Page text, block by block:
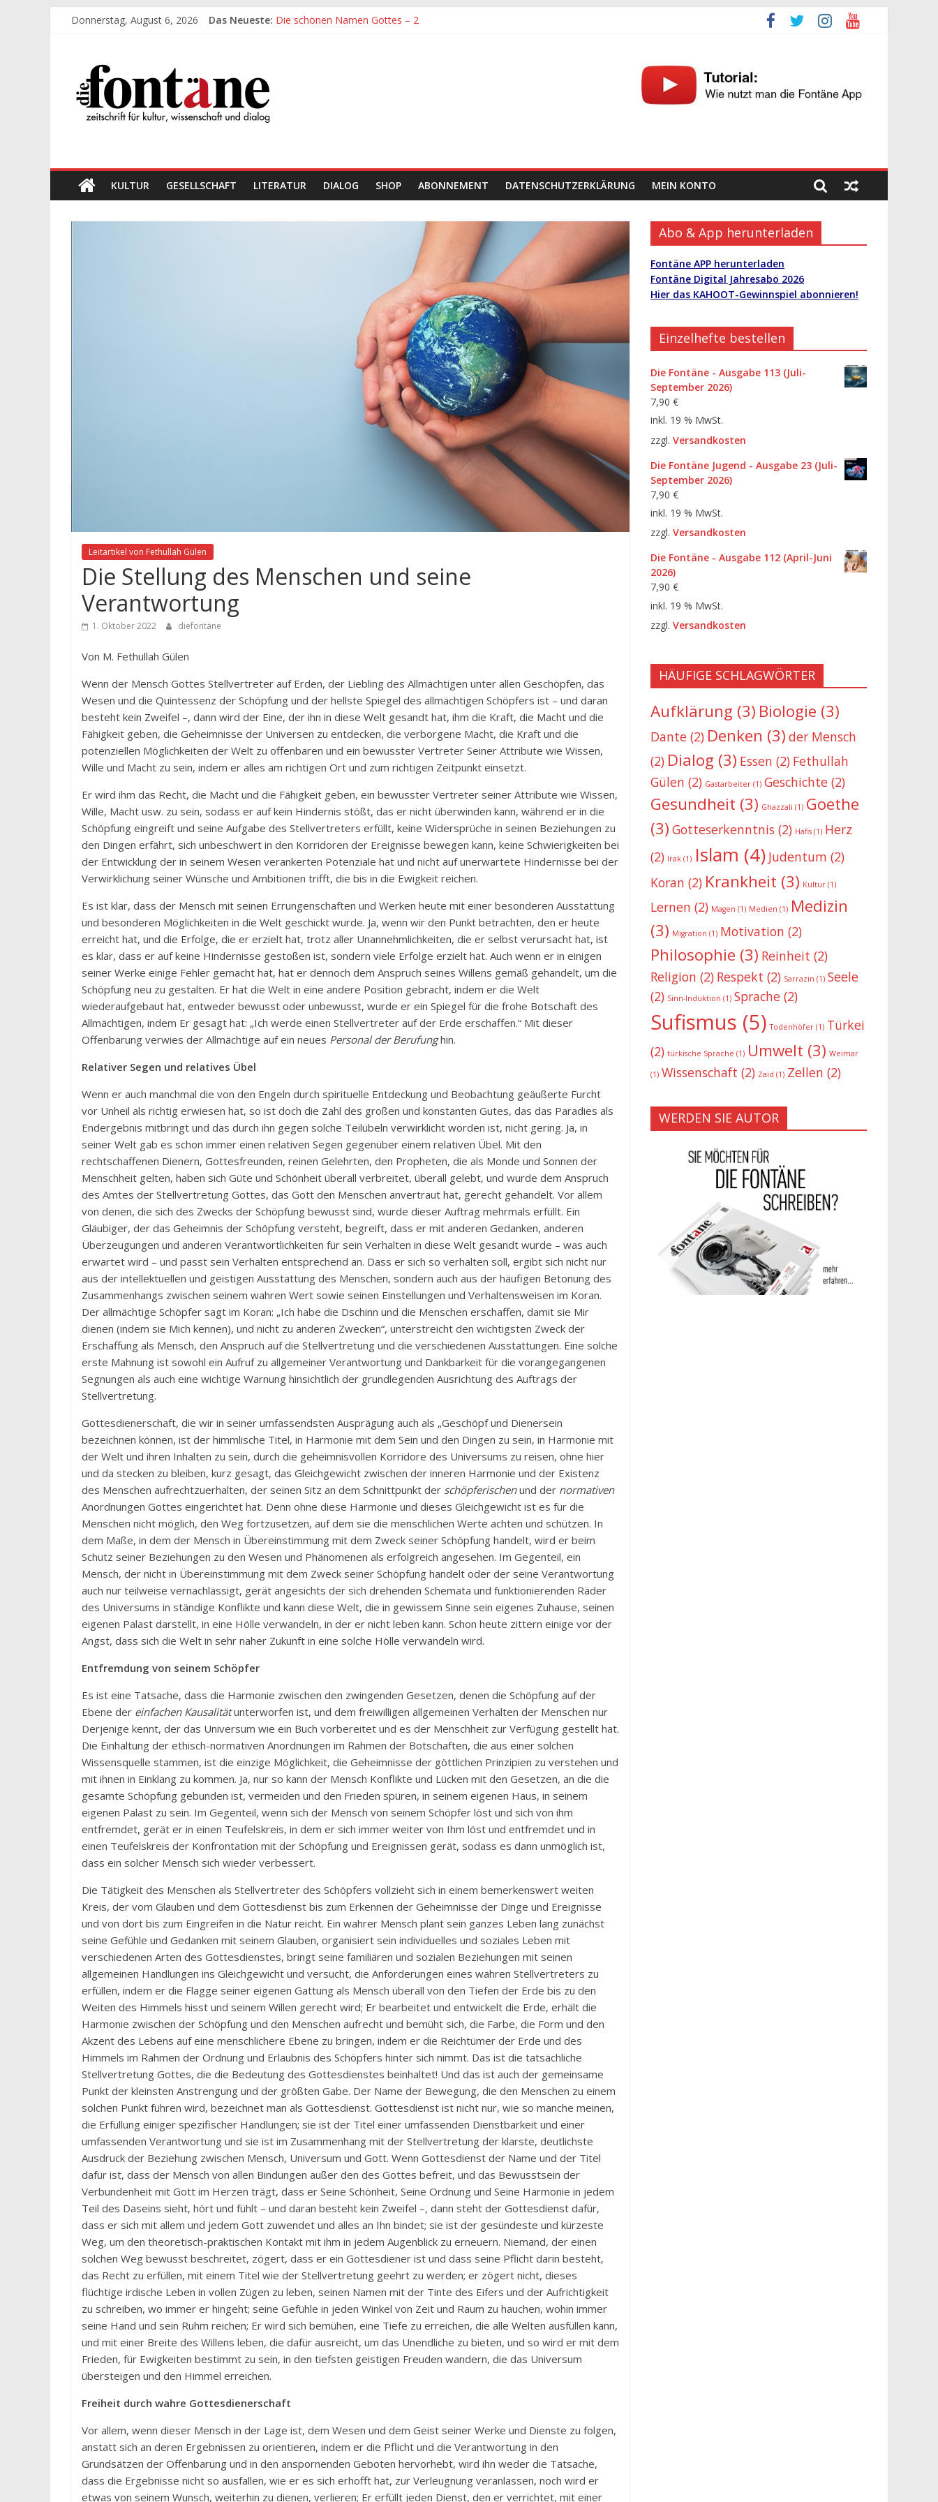
ZumDonnerstag, August 6, 2026 Das Neueste: Die schönen Namen Gottes – 2
Die
Fontäne
kultur,
wissenschaft
und
KULTUR GESELLSCHAFT LITERATUR DIALOG SHOP ABONNEMENT DATENSCHUTZERKLÄRUNG MEIN KONTO
Leitartikel von Fethullah Gülen
Die Stellung des Menschen und seine
Verantwortung
1. Oktober 2022 diefontäne
Von M. Fethullah Gülen
Wenn der Mensch Gottes Stellvertreter auf Erden, der Liebling des Allmächtigen unter allen Geschöpfen, das
Wesen und die Quintessenz der Schöpfung und der hellste Spiegel des allmächtigen Schöpfers ist – und daran
besteht kein Zweifel –, dann wird der Eine, der ihn in diese Welt gesandt hat, ihm die Kraft, die Macht und die
Fähigkeit geben, die Geheimnisse der Universen zu entdecken, die verborgene Macht, die Kraft und die
potenziellen Möglichkeiten der Welt zu offenbaren und ein bewusster Vertreter Seiner Attribute wie Wissen,
Wille und Macht zu sein, indem er alles am richtigen Ort und zum richtigen Zeitpunkt einsetzt.
Er wird ihm das Recht, die Macht und die Fähigkeit geben, ein bewusster Vertreter seiner Attribute wie Wissen,
Wille, Macht usw. zu sein, sodass er auf kein Hindernis stößt, das er nicht überwinden kann, während er in die
Schöpfung eingreift und seine Aufgabe des Stellvertreters erfüllt, keine Widersprüche in seinen Beziehungen zu
den Dingen erfährt, sich unbeschwert in den Korridoren der Ereignisse bewegen kann, keine Schwierigkeiten bei
der Entwicklung der in seinem Wesen verankerten Potenziale hat und nicht auf unerwartete Hindernisse bei der
Verwirklichung seiner Wünsche und Ambitionen trifft, die bis in die Ewigkeit reichen.
Es ist klar, dass der Mensch mit seinen Errungenschaften und Werken heute mit einer besonderen Ausstattung
und besonderen Möglichkeiten in die Welt geschickt wurde. Ja, wenn wir den Punkt betrachten, den er heute
erreicht hat, und die Erfolge, die er erzielt hat, trotz aller Unannehmlichkeiten, die er selbst verursacht hat, ist
es klar, dass er auf keine Hindernisse gestoßen ist, sondern viele Erfolge erzielt hat. Auch wenn er in einigen
seiner Werke einige Fehler gemacht hat, hat er dennoch dem Anspruch seines Willens gemäß gehandelt, um die
Schöpfung neu zu gestalten. Er hat die Welt in eine andere Position gebracht, indem er die Welt
wiederaufgebaut hat, entweder bewusst oder unbewusst, wurde er ein Spiegel für die frohe Botschaft des
Allmächtigen, indem Er gesagt hat: „Ich werde einen Stellvertreter auf der Erde erschaffen.“ Mit dieser
Offenbarung verwies der Allmächtige auf ein neues Personal der Berufunghin.
Relativer Segen und relatives Übel
Wenn er auch manchmal die von den Engeln durch spirituelle Entdeckung und Beobachtung geäußerte Furcht
vor Unheil als richtig erwiesen hat, so ist doch die Zahl des großen und konstanten Gutes, das das Paradies als
Endergebnis mitbringt und das durch ihn gegen solche Teilübeln verwirklicht worden ist, nicht gering. Ja, in
seiner Welt gab es schon immer einen relativen Segen gegenüber einem relativen Übel. Mit den
rechtschaffenen Dienern, Gottesfreunden, reinen Gelehrten, den Propheten, die als Monde und Sonnen der
Menschheit gelten, haben sich Güte und Schönheit überall verbreitet, überall gelebt, und wurde dem Anspruch
des Amtes der Stellvertretung Gottes, das Gott den Menschen anvertraut hat, gerecht gehandelt. Vor allem
von denen, die sich des Zwecks der Schöpfung bewusst sind, wurde dieser Auftrag mehrmals erfüllt. Ein
Gläubiger, der das Geheimnis der Schöpfung versteht, begreift, dass er mit anderen Gedanken, anderen
Überzeugungen und anderen Verantwortlichkeiten für sein Verhalten in diese Welt gesandt wurde – was auch
erwartet wird – und passt sein Verhalten entsprechend an. Dass er sich so verhalten soll, ergibt sich nicht nur
aus der intellektuellen und geistigen Ausstattung des Menschen, sondern auch aus der häufigen Betonung des
Zusammenhangs zwischen seinem wahren Wert sowie seinen Einstellungen und Verhaltensweisen im Koran.
Der allmächtige Schöpfer sagt im Koran: „Ich habe die Dschinn und die Menschen erschaffen, damit sie Mir
dienen (indem sie Mich kennen), und nicht zu anderen Zwecken“, unterstreicht den wichtigsten Zweck der
Erschaffung als Mensch, den Anspruch auf die Stellvertretung und die verschiedenen Ausstattungen. Eine solche
erste Mahnung ist sowohl ein Aufruf zu allgemeiner Verantwortung und Dankbarkeit für die vorangegangenen
Segnungen als auch eine wichtige Warnung hinsichtlich der grundlegenden Ausrichtung des Auftrags der
Stellvertretung.
Gottesdienerschaft, die wir in seiner umfassendsten Ausprägung auch als „Geschöpf und Dienersein
bezeichnen können, ist der himmlische Titel, in Harmonie mit dem Sein und den Dingen zu sein, in Harmonie mit
der Welt und ihren Inhalten zu sein, durch die geheimnisvollen Korridore des Universums zu reisen, ohne hier
und da stecken zu bleiben, kurz gesagt, das Gleichgewicht zwischen der inneren Harmonie und der Existenz
des Menschen aufrechtzuerhalten, der seinen Sitz an dem Schnittpunkt der schöpferischenund der normativen
Anordnungen Gottes eingerichtet hat. Denn ohne diese Harmonie und dieses Gleichgewicht ist es für die
Menschen nicht möglich, den Weg fortzusetzen, auf dem sie die menschlichen Werte achten und schützen. In
dem Maße, in dem der Mensch in Übereinstimmung mit dem Zweck seiner Schöpfung handelt, wird er beim
Schutz seiner Beziehungen zu den Wesen und Phänomenen als erfolgreich angesehen. Im Gegenteil, ein
Mensch, der nicht in Übereinstimmung mit dem Zweck seiner Schöpfung handelt oder der seine Verantwortung
auch nur teilweise vernachlässigt, gerät angesichts der sich drehenden Schemata und funktionierenden Räder
des Universums in ständige Konflikte und kann diese Welt, die in gewissem Sinne sein eigenes Zuhause, seinen
eigenen Palast darstellt, in eine Hölle verwandeln, in der er nicht leben kann. Schon heute zittern einige vor der
Angst, dass sich die Welt in sehr naher Zukunft in eine solche Hölle verwandeln wird.
Entfremdung von seinem Schöpfer
Es ist eine Tatsache, dass die Harmonie zwischen den zwingenden Gesetzen, denen die Schöpfung auf der
Ebene der einfachen Kausalitätunterworfen ist, und dem freiwilligen allgemeinen Verhalten der Menschen nur
Derjenige kennt, der das Universum wie ein Buch vorbereitet und es der Menschheit zur Verfügung gestellt hat.
Die Einhaltung der ethisch-normativen Anordnungen im Rahmen der Botschaften, die aus einer solchen
Wissensquelle stammen, ist die einzige Möglichkeit, die Geheimnisse der göttlichen Prinzipien zu verstehen und
mit ihnen in Einklang zu kommen. Ja, nur so kann der Mensch Konflikte und Lücken mit den Gesetzen, an die die
gesamte Schöpfung gebunden ist, vermeiden und den Frieden spüren, in seinem eigenen Haus, in seinem
eigenen Palast zu sein. Im Gegenteil, wenn sich der Mensch von seinem Schöpfer löst und sich von ihm
entfremdet, gerät er in einen Teufelskreis, in dem er sich immer weiter von Ihm löst und entfremdet und in
einen Teufelskreis der Konfrontation mit der Schöpfung und Ereignissen gerät, sodass es dann unmöglich ist,
dass ein solcher Mensch sich wieder verbessert.
Die Tätigkeit des Menschen als Stellvertreter des Schöpfers vollzieht sich in einem bemerkenswert weiten
Kreis, der vom Glauben und dem Gottesdienst bis zum Erkennen der Geheimnisse der Dinge und Ereignisse
und von dort bis zum Eingreifen in die Natur reicht. Ein wahrer Mensch plant sein ganzes Leben lang zunächst
seine Gefühle und Gedanken mit seinem Glauben, organisiert sein individuelles und soziales Leben mit
verschiedenen Arten des Gottesdienstes, bringt seine familiären und sozialen Beziehungen mit seinen
allgemeinen Handlungen ins Gleichgewicht und versucht, die Anforderungen eines wahren Stellvertreters zu
erfüllen, indem er die Flagge seiner eigenen Gattung als Mensch überall von den Tiefen der Erde bis zu den
Weiten des Himmels hisst und seinem Willen gerecht wird; Er bearbeitet und entwickelt die Erde, erhält die
Harmonie zwischen der Schöpfung und den Menschen aufrecht und bemüht sich, die Farbe, die Form und den
Akzent des Lebens auf eine menschlichere Ebene zu bringen, indem er die Reichtümer der Erde und des
Himmels im Rahmen der Ordnung und Erlaubnis des Schöpfers hinter sich nimmt. Das ist die tatsächliche
Stellvertretung Gottes, die die Bedeutung des Gottesdienstes beinhaltet! Und das ist auch der gemeinsame
Punkt der kleinsten Anstrengung und der größten Gabe. Der Name der Bewegung, die den Menschen zu einem
solchen Punkt führen wird, bezeichnet man als Gottesdienst. Gottesdienst ist nicht nur, wie so manche meinen,
die Erfüllung einiger spezifischer Handlungen; sie ist der Titel einer umfassenden Dienstbarkeit und einer
umfassenden Verantwortung und sie ist im Zusammenhang mit der Stellvertretung der klarste, deutlichste
Ausdruck der Beziehung zwischen Mensch, Universum und Gott. Wenn Gottesdienst der Name und der Titel
dafür ist, dass der Mensch von allen Bindungen außer den des Gottes befreit, und das Bewusstsein der
Verbundenheit mit Gott im Herzen trägt, dass er Seine Schönheit, Seine Ordnung und Seine Harmonie in jedem
Teil des Daseins sieht, hört und fühlt – und daran besteht kein Zweifel –, dann steht der Gottesdienst dafür,
dass er sich mit allem und jedem Gott zuwendet und alles an Ihn bindet; sie ist der gesündeste und kürzeste
Weg, um den theoretisch-praktischen Kontakt mit ihm in jedem Augenblick zu erneuern. Niemand, der einen
solchen Weg bewusst beschreitet, zögert, dass er ein Gottesdiener ist und dass seine Pflicht darin besteht,
das Recht zu erfüllen, mit einem Titel wie der Stellvertretung geehrt zu werden; er zögert nicht, dieses
flüchtige irdische Leben in vollen Zügen zu leben, seinen Namen mit der Tinte des Eifers und der Aufrichtigkeit
zu schreiben, wo immer er hingeht; seine Gefühle in jeden Winkel von Zeit und Raum zu hauchen, wohin immer
seine Hand und sein Ruhm reichen; Er wird sich bemühen, eine Tiefe zu erreichen, die alle Welten ausfüllen kann,
und mit einer Breite des Willens leben, die dafür ausreicht, um das Unendliche zu bieten, und so wird er mit dem
Frieden, für Ewigkeiten bestimmt zu sein, in den tiefsten geistigen Freuden wandern, die das Universum
übersteigen und den Himmel erreichen.
Freiheit durch wahre Gottesdienerschaft
Vor allem, wenn dieser Mensch in der Lage ist, dem Wesen und dem Geist seiner Werke und Dienste zu folgen,
anstatt sich an deren Ergebnissen zu orientieren, indem er die Pflicht und die Verantwortung in den
Grundsätzen der Offenbarung und in den anspornenden Geboten hervorhebt, wird ihn weder die Tatsache,
dass die Ergebnisse nicht so ausfallen, wie er es sich erhofft hat, zur Verleugnung veranlassen, noch wird er
etwas von seinem Wunsch, weiterhin zu dienen, verlieren; Er erfüllt jeden Dienst, den er verrichtet, mit einer
Abo & App herunterladen
Fontäne APP herunterladen
Fontäne Digital Jahresabo 2026
Hier das KAHOOT-Gewinnspiel abonnieren!
Einzelhefte bestellen
Die Fontäne - Ausgabe 113 (Juli-
September 2026)
7,90 €
inkl. 19 % MwSt.
zzgl. Versandkosten
Die Fontäne Jugend - Ausgabe 23 (Juli-
September 2026)
7,90 €
inkl. 19 % MwSt.
zzgl. Versandkosten
Die Fontäne - Ausgabe 112 (April-Juni
2026)
7,90 €
inkl. 19 % MwSt.
zzgl. Versandkosten
HÄUFIGE SCHLAGWÖRTER
Aufklärung (3) Biologie (3)
Dante (2) Denken (3) der Mensch
(2) Dialog (3) Essen (2) Fethullah
Gülen (2) Gastarbeiter (1) Geschichte (2)
Gesundheit (3) Ghazzali (1) Goethe
(3) Gotteserkenntnis (2) Hafis (1) Herz
(2) Irak (1) Islam (4) Judentum (2)
Koran (2) Krankheit (3) Kultur (1)
Lernen (2) Magen (1) Medien (1) Medizin
(3) Migration (1) Motivation (2)
Philosophie (3) Reinheit (2)
Religion (2) Respekt (2) Sarrazin (1) Seele
(2) Sinn-Induktion (1) Sprache (2)
Sufismus (5) Todenhöfer (1) Türkei
(2) türkische Sprache (1) Umwelt (3) Weimar
(1) Wissenschaft (2) Zaid (1) Zellen (2)
WERDEN SIE AUTOR